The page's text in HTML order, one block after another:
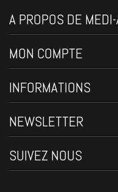
A PROPOS DE
MON COMPTE
INFORMATIONS
NEWSLETTER
SUIVEZ NOUS